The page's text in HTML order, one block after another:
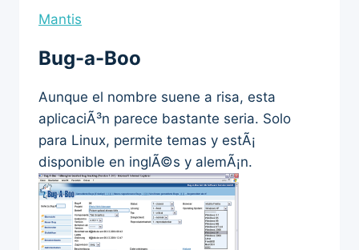
Mantis
Bug-a-Boo
Aunque el nombre suene a risa, esta
aplicaciÃ³n parece bastante seria. Solo
para Linux, permite temas y estÃ¡
disponible en inglÃ©s y alemÃ¡n.